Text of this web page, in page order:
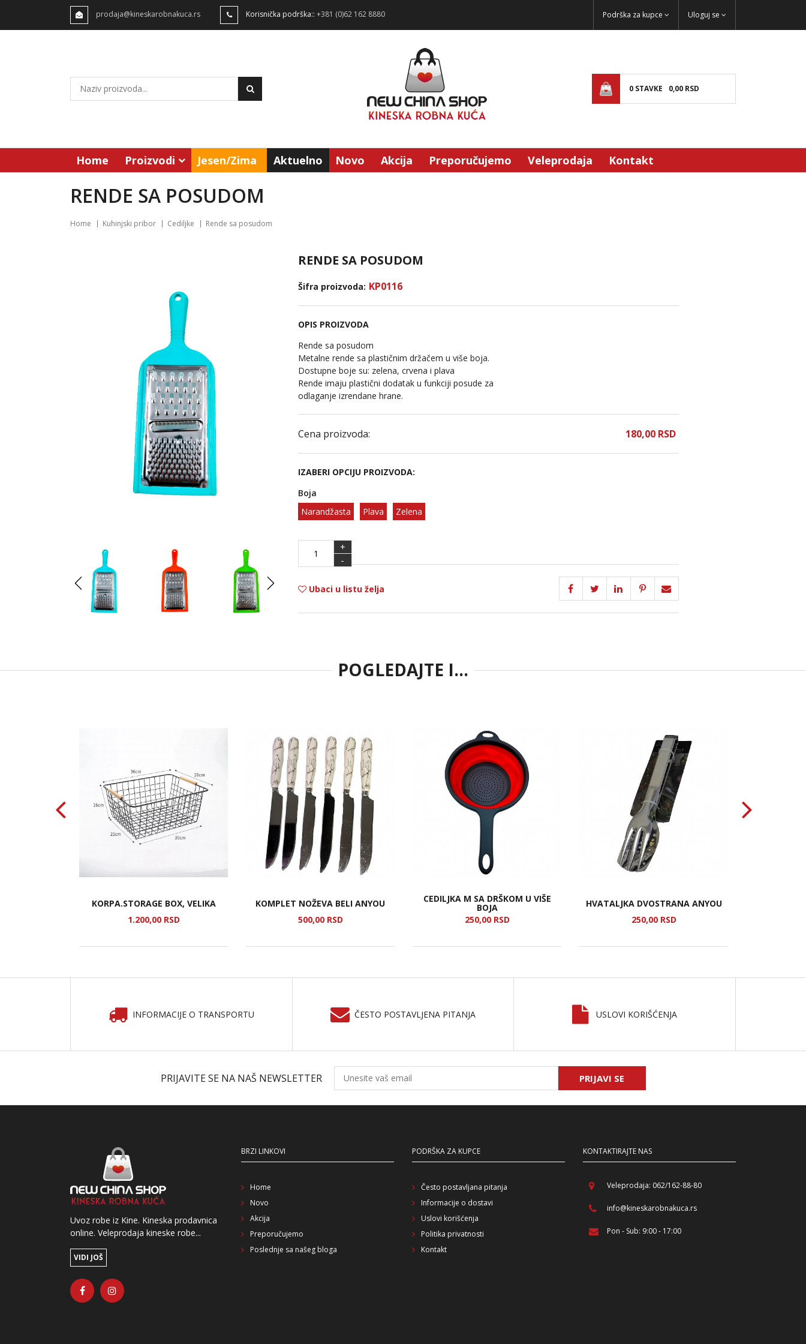
prodaja@kineskarobnakuca.rs Korisnička podrška:: +381 (0)62 162 8880 Podrška za kupce Uloguj se
0 STAVKE 0,00 RSD
Home Proizvodi Jesen/Zima Aktuelno Novo Akcija Preporučujemo Veleprodaja Kontakt
RENDE SA POSUDOM
Home Kuhinjski pribor Cediljke Rende sa posudom
RENDE SA POSUDOM
Šifra proizvoda: KP0116
OPIS PROIZVODA
Rende sa posudom
Metalne rende sa plastičnim držačem u više boja.
Dostupne boje su: zelena, crvena i plava
Rende imaju plastični dodatak u funkciji posude za
odlaganje izrendane hrane.
Cena proizvoda: 180,00 RSD
IZABERI OPCIJU PROIZVODA:
Boja
Narandžasta
Plava Zelena
+
-
Ubaci u listu želja
POGLEDAJTE I...
KORPA.STORAGE BOX, VELIKA
1.200,00 RSD
KOMPLET NOŽEVA BELI ANYOU
500,00 RSD
CEDILJKA M SA DRŠKOM U VIŠE
BOJA
250,00 RSD
HVATALJKA DVOSTRANA ANYOU
250,00 RSD
INFORMACIJE O TRANSPORTU ČESTO POSTAVLJENA PITANJA USLOVI KORIŠĆENJA
PRIJAVITE SE NA NAŠ NEWSLETTER PRIJAVI SE
Uvoz robe iz Kine. Kineska prodavnica
online. Veleprodaja kineske robe...
VIDI JOŠ
BRZI LINKOVI
Home
Novo
Akcija
Preporučujemo
Poslednje sa našeg bloga
PODRŠKA ZA KUPCE
Često postavljana pitanja
Informacije o dostavi
Uslovi korišćenja
Politika privatnosti
Kontakt
KONTAKTIRAJTE NAS
Veleprodaja: 062/162-88-80
info@kineskarobnakuca.rs
Pon - Sub: 9:00 - 17:00